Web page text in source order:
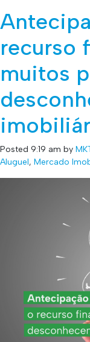
recurso
muitos
Posted 9:19 am by
Aluguel, Mercado